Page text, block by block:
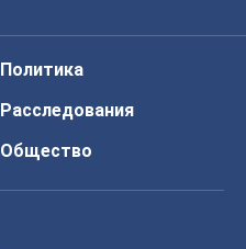
Политика
Расследования
Общество